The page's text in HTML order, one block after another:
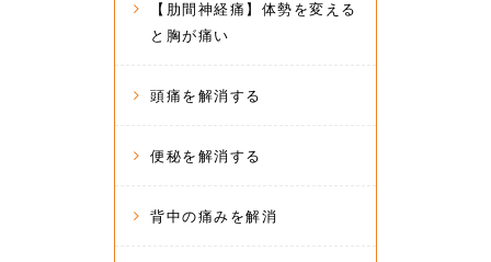
【肋間神経痛】体勢を変える
と胸が痛い
頭痛を解消する
便秘を解消する
背中の痛みを解消